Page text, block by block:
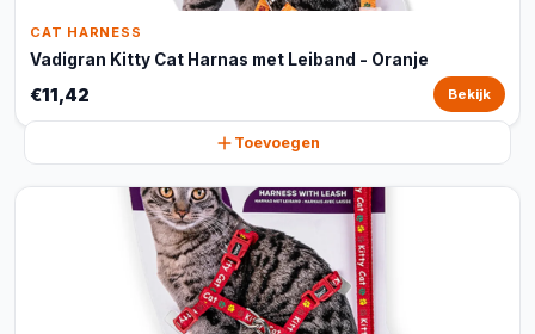
CAT HARNESS
Vadigran Kitty Cat Harnas met Leiband - Oranje
€11,42 Bekijk
Toevoegen